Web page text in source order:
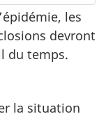
les
devront
du temps.
la situation